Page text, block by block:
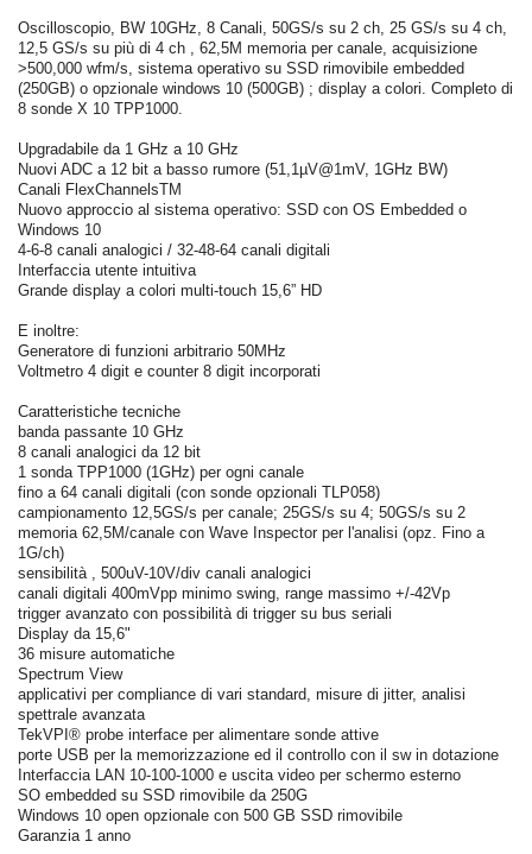
Oscilloscopio, BW 10GHz, 8 Canali, 50GS/s su 2 ch, 25 GS/s su 4 ch,
12,5 GS/s su più di 4 ch , 62,5M memoria per canale, acquisizione
>500,000 wfm/s, sistema operativo su SSD rimovibile embedded
(250GB) o opzionale windows 10 (500GB) ; display a colori. Completo di
8 sonde X 10 TPP1000.
Upgradabile da 1 GHz a 10 GHz
Nuovi ADC a 12 bit a basso rumore (51,1µV@1mV, 1GHz BW)
Canali FlexChannelsTM
Nuovo approccio al sistema operativo: SSD con OS Embedded o
Windows 10
4-6-8 canali analogici / 32-48-64 canali digitali
Interfaccia utente intuitiva
Grande display a colori multi-touch 15,6” HD
E inoltre:
Generatore di funzioni arbitrario 50MHz
Voltmetro 4 digit e counter 8 digit incorporati
Caratteristiche tecniche
banda passante 10 GHz
8 canali analogici da 12 bit
1 sonda TPP1000 (1GHz) per ogni canale
fino a 64 canali digitali (con sonde opzionali TLP058)
campionamento 12,5GS/s per canale; 25GS/s su 4; 50GS/s su 2
memoria 62,5M/canale con Wave Inspector per l'analisi (opz. Fino a
1G/ch)
sensibilità , 500uV-10V/div canali analogici
canali digitali 400mVpp minimo swing, range massimo +/-42Vp
trigger avanzato con possibilità di trigger su bus seriali
Display da 15,6"
36 misure automatiche
Spectrum View
applicativi per compliance di vari standard, misure di jitter, analisi
spettrale avanzata
TekVPI® probe interface per alimentare sonde attive
porte USB per la memorizzazione ed il controllo con il sw in dotazione
Interfaccia LAN 10-100-1000 e uscita video per schermo esterno
SO embedded su SSD rimovibile da 250G
Windows 10 open opzionale con 500 GB SSD rimovibile
Garanzia 1 anno